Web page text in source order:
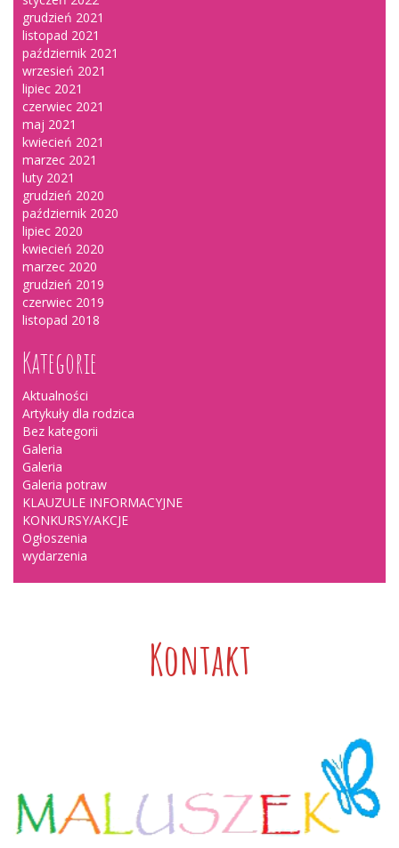
grudzień 2021
listopad 2021
październik 2021
wrzesień 2021
lipiec 2021
czerwiec 2021
maj 2021
kwiecień 2021
marzec 2021
luty 2021
grudzień 2020
październik 2020
lipiec 2020
kwiecień 2020
marzec 2020
grudzień 2019
czerwiec 2019
listopad 2018
Kategorie
Aktualności
Artykuły dla rodzica
Bez kategorii
Galeria
Galeria
Galeria potraw
KLAUZULE INFORMACYJNE
KONKURSY/AKCJE
Ogłoszenia
wydarzenia
Kontakt